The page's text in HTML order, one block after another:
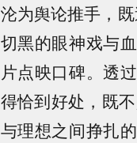
沦为舆论推手，
切黑的眼神戏与
片点映口碑。透
得恰到好处，既
与理想之间挣扎